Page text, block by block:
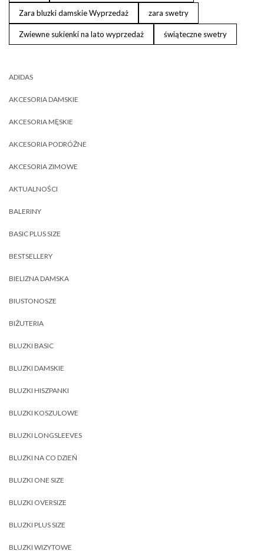
Zara bluzki damskie Wyprzedaż zara swetry
Zwiewne sukienki na lato wyprzedaż świąteczne swetry
ADIDAS
AKCESORIA DAMSKIE
AKCESORIA MĘSKIE
AKCESORIA PODRÓŻNE
AKCESORIA ZIMOWE
AKTUALNOŚCI
BALERINY
BASIC PLUS SIZE
BESTSELLERY
BIELIZNA DAMSKA
BIUSTONOSZE
BIŻUTERIA
BLUZKI BASIC
BLUZKI DAMSKIE
BLUZKI HISZPANKI
BLUZKI KOSZULOWE
BLUZKI LONGSLEEVES
BLUZKI NA CO DZIEŃ
BLUZKI ONE SIZE
BLUZKI OVERSIZE
BLUZKI PLUS SIZE
BLUZKI WIZYTOWE